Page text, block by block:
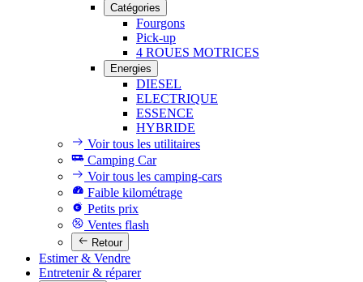
Catégories
Fourgons
Pick-up
4 ROUES MOTRICES
Energies
DIESEL
ELECTRIQUE
ESSENCE
HYBRIDE
Voir tous les utilitaires
Camping Car
Voir tous les camping-cars
Faible kilométrage
Petits prix
Ventes flash
Retour
Estimer & Vendre
Entretenir & réparer